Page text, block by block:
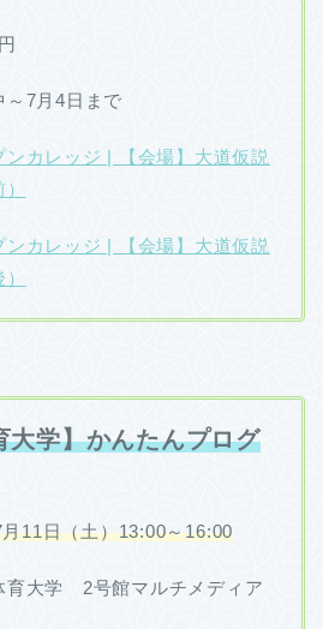
～7月4日まで
カレッジ | 【会場】大道仮説
カレッジ | 【会場】大道仮説
大学】かんたんプログ
11日（土）13:00～16:00
育大学 2号館マルチメディア